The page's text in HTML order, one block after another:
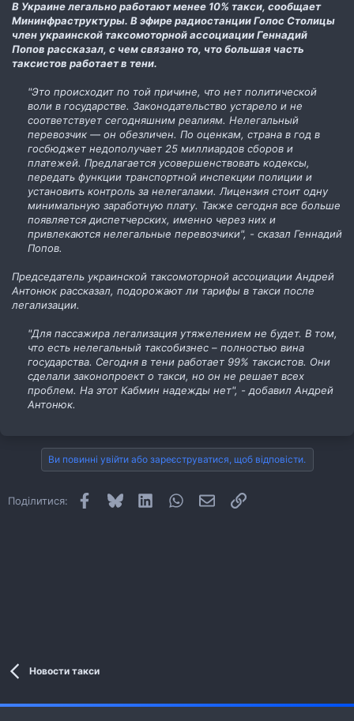
В Украине легально работают менее 10% такси, сообщает
Мининфраструктуры. В эфире радиостанции Голос Столицы
член украинской таксомоторной ассоциации Геннадий
Попов рассказал, с чем связано то, что большая часть
таксистов работает в тени.
"Это происходит по той причине, что нет политической
воли в государстве. Законодательство устарело и не
соответствует сегодняшним реалиям. Нелегальный
перевозчик — он обезличен. По оценкам, страна в год в
госбюджет недополучает 25 миллиардов сборов и
платежей. Предлагается усовершенствовать кодексы,
передать функции транспортной инспекции полиции и
установить контроль за нелегалами. Лицензия стоит одну
минимальную заработную плату. Также сегодня все больше
появляется диспетчерских, именно через них и
привлекаются нелегальные перевозчики", - сказал Геннадий
Попов.
Председатель украинской таксомоторной ассоциации Андрей
Антонюк рассказал, подорожают ли тарифы в такси после
легализации.
"Для пассажира легализация утяжелением не будет. В том,
что есть нелегальный таксобизнес – полностью вина
государства. Сегодня в тени работает 99% таксистов. Они
сделали законопроект о такси, но он не решает всех
проблем. На этот Кабмин надежды нет", - добавил Андрей
Антонюк.
Ви повинні увійти або зареєструватися, щоб відповісти.
Поділитися: Facebook
Bluesky LinkedInWhatsApp
E-mailПосилання
Новости такси